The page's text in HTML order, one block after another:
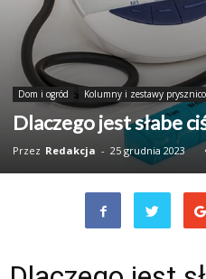
Dom i ogród Kolumny i zestawy
Dlaczego jest słabe
Przez Redakcja - 25 grudnia 2023